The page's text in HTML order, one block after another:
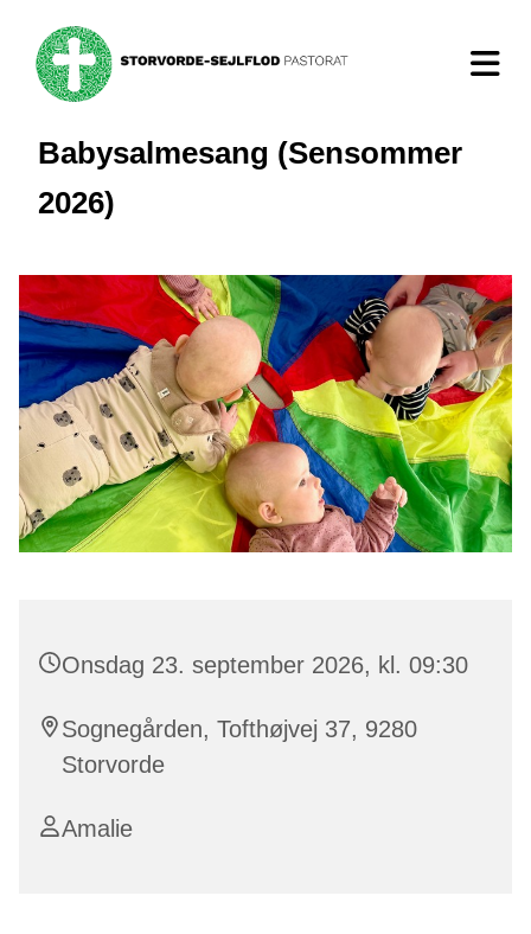
Babysalmesang (Sensommer
2026)
Onsdag 23. september 2026, kl. 09:30
Sognegården, Tofthøjvej 37, 9280
Storvorde
Amalie